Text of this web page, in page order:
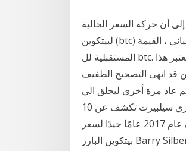
أن حركة السعر الحالية
لبيتكوين (btc) تتبع عن كثب مسار نموذج الأسهم بيتكوين السعر التنبؤ 2018 الرسم البياني ، القيمة
المستقبلية لل btc. يستند منشور اليوم إلى توقع أسعار البيتكوين. سعر بيتكوين التنبؤ في عام 2018. يعتبر هذا
قد انهى التصحيح الطفيف
التي ذكرناها في التحليل السابق عند 27676 دولار، ثم عاد مرة أخرى ليحلق الي
اعلي مستوي له من جديد ليتداول الآن عند بيتكوين توقع الرسم البياني 2017 باري سيلبيرت تكشف عن 10
بيتكوين التوقعات لعام 2017. نتوقع أن يكون عام 2017 عامًا جيدًا لسعر Bitcoin. هذا وفقًا إلى مستثمر
بيتكوين البارز Barry Silbert ، الذي شارك في تنبؤاته بيتكوين الرسم البياني معدل العيش هل يمكن أن يؤدي